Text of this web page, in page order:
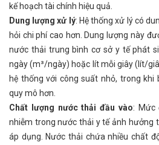
kế hoạch tài chính hiệu quả.
Dung lượng xử lý: Hệ thống xử lý có
hỏi chi phí cao hơn. Dung lượng này
nước thải trung bình cơ sở y tế phát
ngày (m³/ngày) hoặc lít mỗi giây (lít/
hệ thống với công suất nhỏ, trong khi
quy mô hơn.
Chất lượng nước thải đầu vào: Mức
nhiễm trong nước thải y tế ảnh hưởng
áp dụng. Nước thải chứa nhiều chất